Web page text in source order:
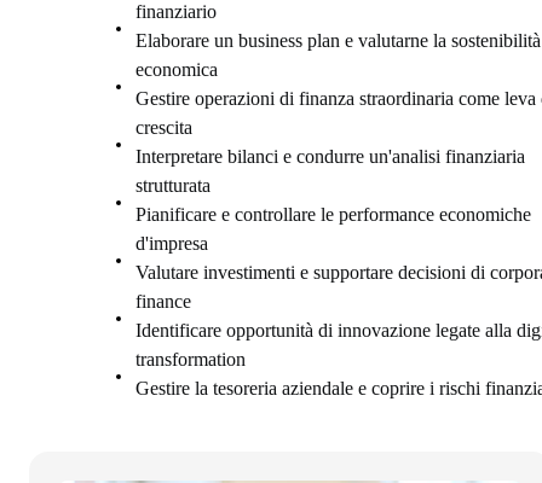
finanziario
Elaborare un business plan e valutarne la sostenibilità
economica
Gestire operazioni di finanza straordinaria come leva
crescita
Interpretare bilanci e condurre un'analisi finanziaria
strutturata
Pianificare e controllare le performance economiche
d'impresa
Valutare investimenti e supportare decisioni di
finance
Identificare opportunità di innovazione legate alla
transformation
Gestire la tesoreria aziendale e coprire i rischi